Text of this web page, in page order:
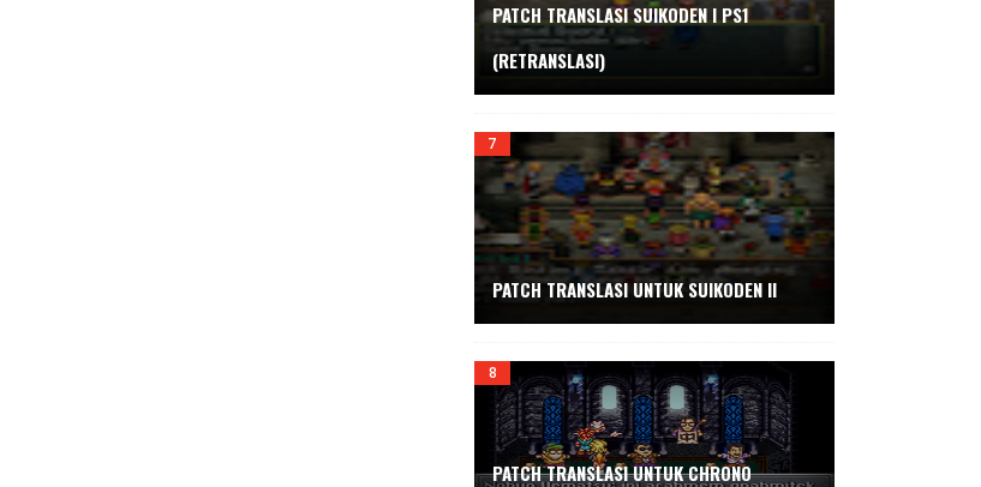
PATCH TRANSLASI SUIKODEN I PS1
(RETRANSLASI)
PATCH TRANSLASI UNTUK SUIKODEN II
PATCH TRANSLASI UNTUK CHRONO